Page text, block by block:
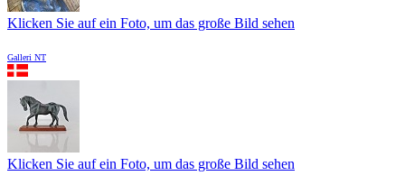
Klicken Sie auf ein Foto, um das große Bild sehen
Galleri NT
Klicken Sie auf ein Foto, um das große Bild sehen